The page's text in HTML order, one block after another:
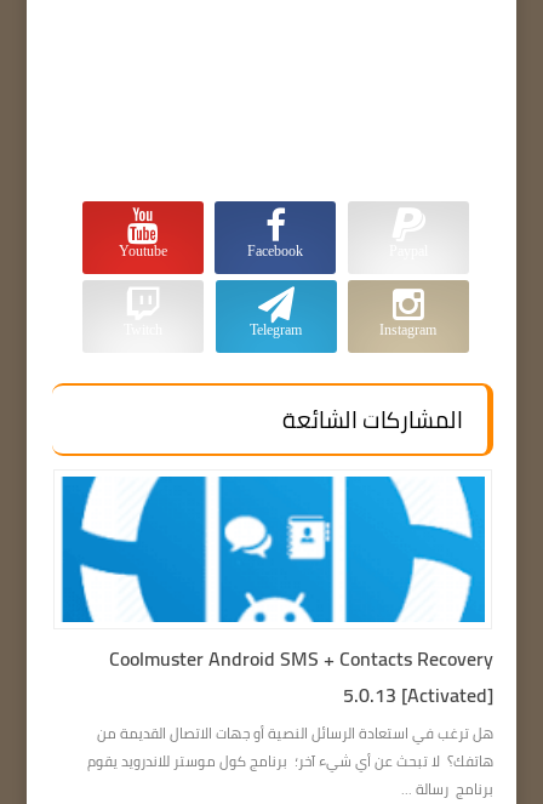
Facebook
Youtube
Instagram
Telegram
المشاركات الشائعة
Coolmuster Android SMS + Contacts Recovery
5.0.13 [Activated]
هل ترغب في استعادة الرسائل النصية أو جهات الاتصال القديمة من
هاتفك؟ لا تبحث عن أي شيء آخر؛ برنامج كول موستر للاندرويد يقوم
برنامج رسالة ...